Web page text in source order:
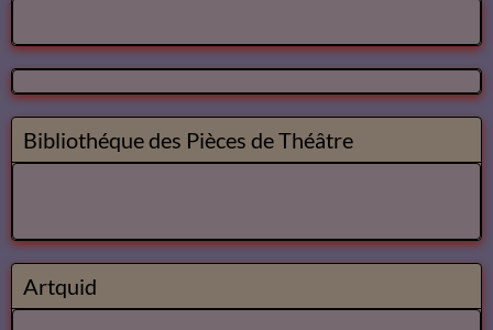
Bibliothéque des Pièces de Théâtre
Artquid